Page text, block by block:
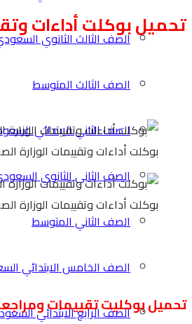
الصف الثالث الثانوي
الصف الثالث المتوسط
الصف الثاني الابتدائي
الصف الثاني الثانوي
الصف الثاني المتوسط
الصف الخامس الابتدائي
الصف الرابع الابتدائي
تحميل بوكلت أداءات
بوكلت أداءات وتقييمات الوزارة الصف
بوكلت أداءات وتقييمات الوزارة الصف
تحميل بوكليت تقييمات